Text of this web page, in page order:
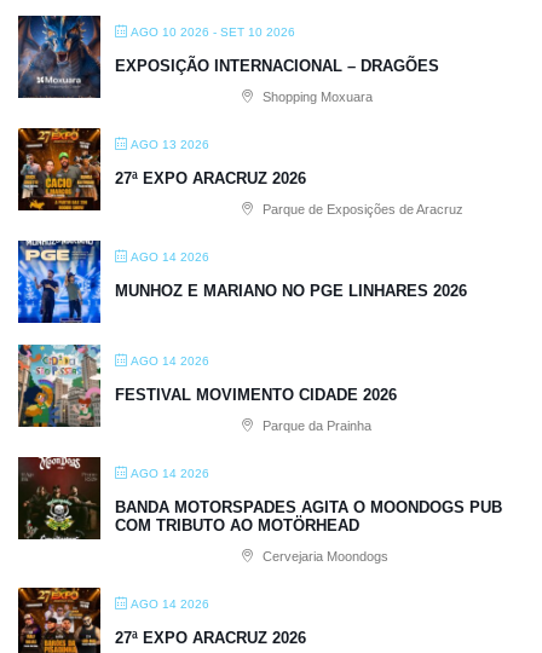
AGO 10 2026 - SET 10 2026
EXPOSIÇÃO INTERNACIONAL – DRAGÕES
Shopping Moxuara
AGO 13 2026
27ª EXPO ARACRUZ 2026
Parque de Exposições de Aracruz
AGO 14 2026
MUNHOZ E MARIANO NO PGE LINHARES 2026
AGO 14 2026
FESTIVAL MOVIMENTO CIDADE 2026
Parque da Prainha
AGO 14 2026
BANDA MOTORSPADES AGITA O MOONDOGS PUB
COM TRIBUTO AO MOTÖRHEAD
Cervejaria Moondogs
AGO 14 2026
27ª EXPO ARACRUZ 2026